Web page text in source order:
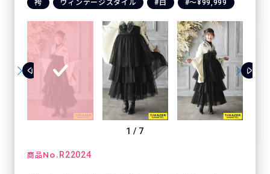
袴 ヴィンテージスタイル #白 #〜¥99,999
1 / 7
商品No. R22024